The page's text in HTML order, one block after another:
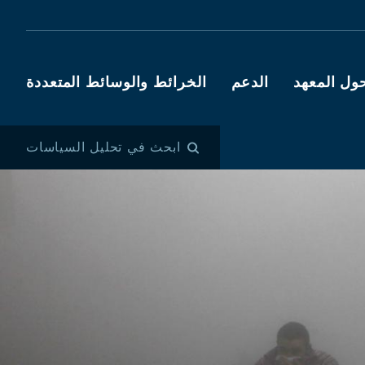
المعهد الدعم الخرائط والوسائط المتعددة
ابحث في تحليل السياسات